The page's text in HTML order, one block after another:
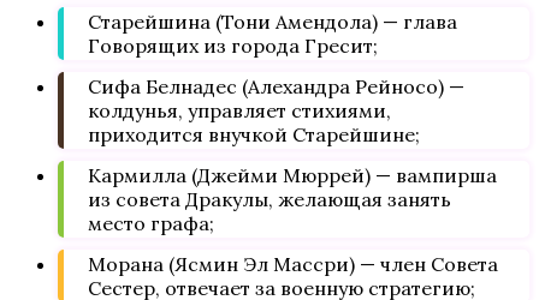
Старейшина (Тони Амендола) — глава
Говорящих из города Гресит;
Сифа Белнадес (Алехандра Рейносо) —
колдунья, управляет стихиями,
приходится внучкой Старейшине;
Кармилла (Джейми Мюррей) — вампирша
из совета Дракулы, желающая занять
место графа;
Морана (Ясмин Эл Массри) — член Совета
Сестер, отвечает за военную стратегию;